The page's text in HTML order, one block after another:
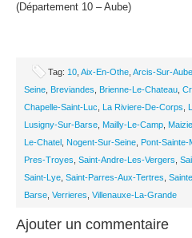
(Département 10 – Aube)
Tag: 10 Aix-En-Othe Arcis-Sur-Aube
Seine Breviandes Brienne-Le-Chateau
Chapelle-Saint-Luc
La Riviere-De-Corps
Lusigny-Sur-Barse Mailly-Le-Camp
Le-Chatel Nogent-Sur-Seine Pont-Sainte-
Pres-Troyes Saint-Andre-Les-Vergers
Saint-Lye Saint-Parres-Aux-Tertres
Barse Verrieres Villenauxe-La-Grande
Ajouter un commentaire